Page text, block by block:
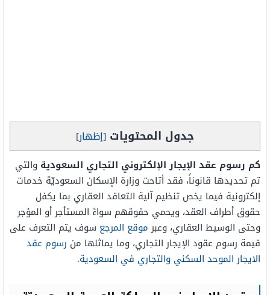
جدول المحتويات [إظهار]
كم رسوم عقد الإيجار الإلكتروني التجاري السعودية والتي
تم تحديدها قانوناً، فقد أتاحت وزارة الإسكان السعوديّة خدمات
إلكترونية فيما يخص تنظيم آلية التعاقد العقاري بما يكفل
حقوق أطراف العقد، ويحمي حقوقهم سواءً المستأجر أو المؤجر
وحتى الوسيط العقاري، وعبرموقع المرجع سوف يتم التعرف على
قيمة رسوم عقود الإيجار التجاري، وما يماثلها من رسوم عقد
الايجار الموحد السكني والتجاري في السعودية.